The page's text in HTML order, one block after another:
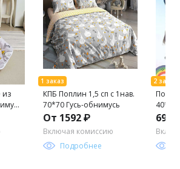
из
КПБ Поплин 1,5 сп с 1нав.
70*70 Гусь-обнимусь
От 1592 ₽
Включая комиссию
Подробнее
40*60
695